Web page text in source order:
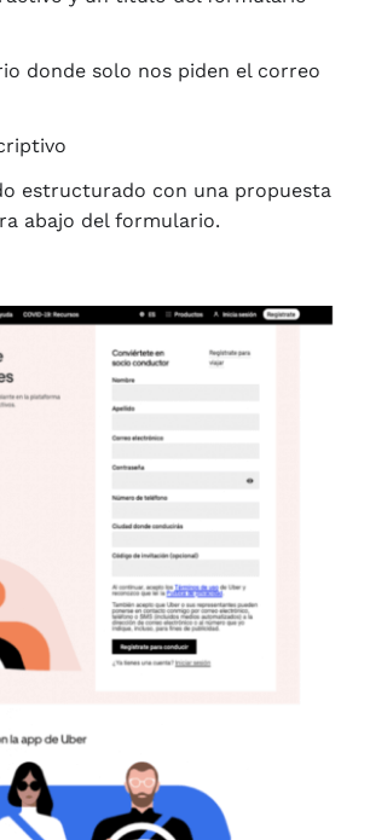
donde solo nos piden el correo
estructurado con una propuesta
abajo del formulario.